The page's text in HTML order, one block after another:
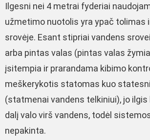
Ilgesni nei 4 metrai fyderiai
užmetimo nuotolis yra ypač tolimas
srovėje. Esant stipriai vandens
arba pintas valas (pintas valas
įsitempia ir prarandama kibimo
meškerykotis statomas kuo
(statmenai vandens telkiniui), jo ilgis
dalį valo virš vandens, todėl
nepakinta.